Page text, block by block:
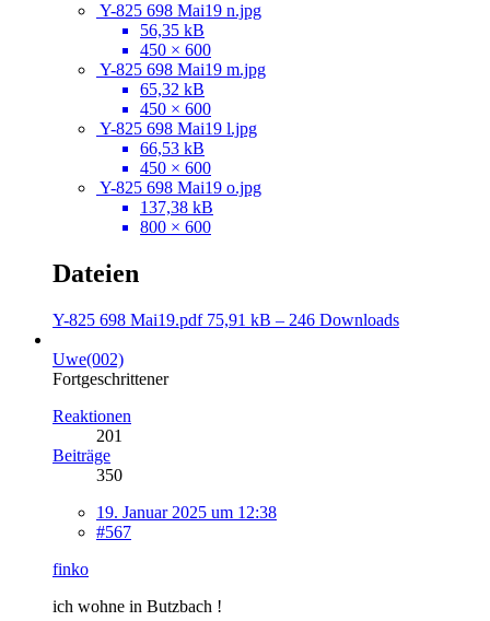
Y-825 698 Mai19 n.jpg
56,35 kB
450 × 600
Y-825 698 Mai19 m.jpg
65,32 kB
450 × 600
Y-825 698 Mai19 l.jpg
66,53 kB
450 × 600
Y-825 698 Mai19 o.jpg
137,38 kB
800 × 600
Dateien
Y-825 698 Mai19.pdf 75,91 kB – 246 Downloads
Uwe(002)
Fortgeschrittener
Reaktionen
201
Beiträge
350
19. Januar 2025 um 12:38
#567
finko
ich wohne in Butzbach !